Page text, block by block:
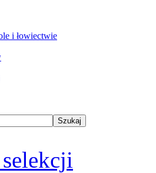
i łowiectwie